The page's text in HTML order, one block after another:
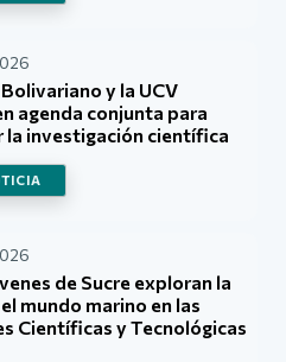
y la UCV
agenda conjunta para
investigación científica
de Sucre exploran la
mundo marino en las
Científicas y Tecnológicas